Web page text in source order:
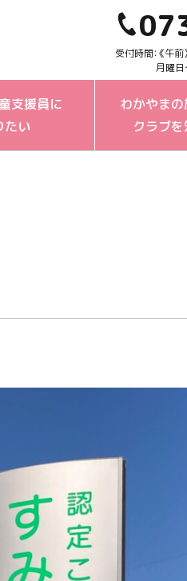
受付時間：《午
月曜日～金
支援員に
たい
わかやま
クラブ